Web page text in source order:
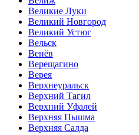
Великие Луки
Великий Новгород
Великий Устюг
Вельск
Венёв
Верещагино
Верея
Верхнеуральск
Верхний Тагил
Верхний Уфалей
Верхняя Пышма
Верхняя Салда